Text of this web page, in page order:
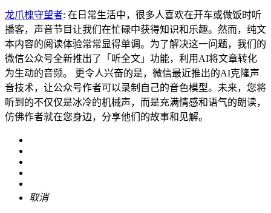
龙爪槐守望者: 在日常生活中，很多人喜欢在开车或做饭时听
播客，声音节目让我们在忙碌中获得知识和乐趣。然而，纯文
本内容的阅读体验常常显得单调。为了解决这一问题，我们的
微信公众号全新推出了「听全文」功能，利用AI将文章转化
为生动的音频。 更令人兴奋的是，微信最近推出的AI克隆声
音技术，让公众号作者可以录制自己的音色模型。未来，您将
听到的不仅仅是冰冷的机械声，而是充满情感和语气的朗读，
仿佛作者就在您身边，分享他们的故事和见解。
取消